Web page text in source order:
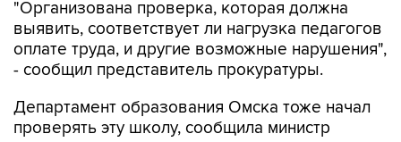
"Организована проверка, которая должна
выявить, соответствует ли нагрузка педагогов
оплате труда, и другие возможные нарушения",
- сообщил представитель прокуратуры.
Департамент образования Омска тоже начал
проверять эту школу, сообщила министр